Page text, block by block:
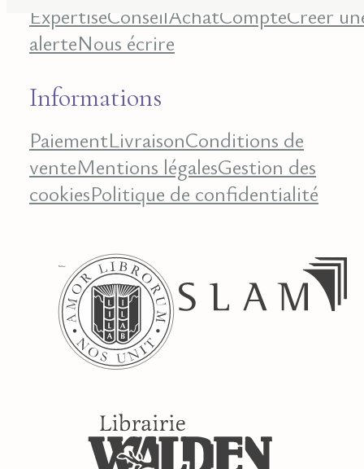
ExpertiseConseilAchatCompteCréer
alerteNous écrire
Informations
PaiementLivraisonConditions de
venteMentions légalesGestion des
cookiesPolitique de confidentialité